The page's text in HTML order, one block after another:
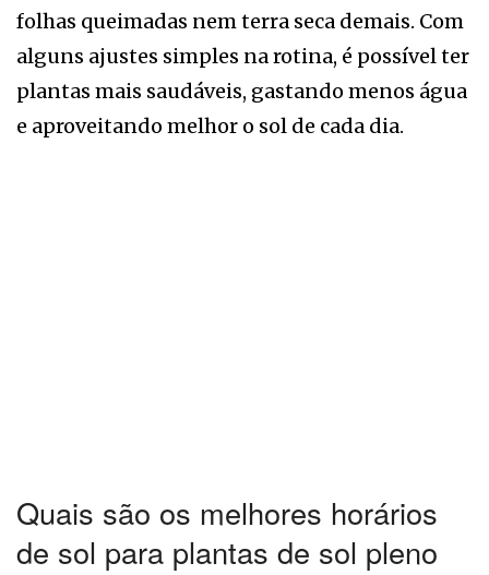
folhas queimadas nem terra seca demais. Com
alguns ajustes simples na rotina, é possível ter
plantas mais saudáveis, gastando menos água
e aproveitando melhor o sol de cada dia.
Quais são os melhores horários
de sol para plantas de sol pleno